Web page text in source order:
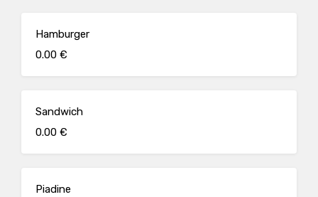
Hamburger
0.00 €
Sandwich
0.00 €
Piadine